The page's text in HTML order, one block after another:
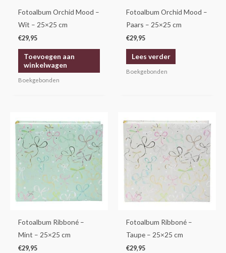
Fotoalbum Orchid Mood –
Wit – 25×25 cm
€29,95
Toevoegen aan
winkelwagen
Boekgebonden
Fotoalbum Orchid Mood –
Paars – 25×25 cm
€29,95
Lees verder
Boekgebonden
Fotoalbum Ribboné –
Mint – 25×25 cm
€29,95
Fotoalbum Ribboné –
Taupe – 25×25 cm
€29,95